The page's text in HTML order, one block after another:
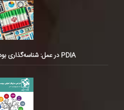
PDIA در عمل: شناسه‌گذاری بودجه و طبقه‌بندی آن